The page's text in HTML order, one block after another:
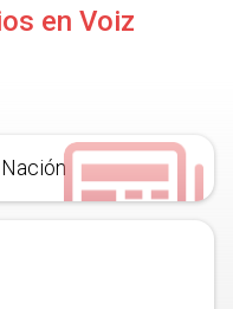
en Voiz